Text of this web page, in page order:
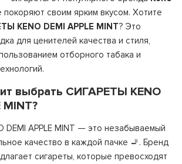
покоряют своим ярким вкусом. Хотите
KENO DEMI APPLE MINT? Это
для ценителей качества и стиля,
отборного табака и
выбрать СИГАРЕТЫ KENO
MINT?
DEMI APPLE MINT — это незабываемый
качество в каждой пачке 🚬. Бренд
сигареты, которые превосходят